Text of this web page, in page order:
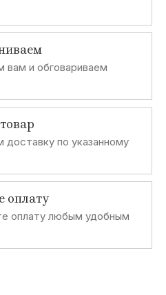
вам и обговариваем
по указанному
оплату
оплату любым удобным